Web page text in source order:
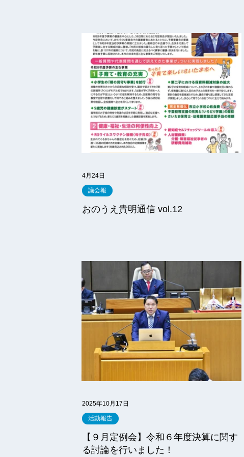
おのうえ貴明通信 vol.12
議会報
4月24日
【９月定例会】令和６年度決算に関す
る討論を行いました！
活動報告
2025年10月17日